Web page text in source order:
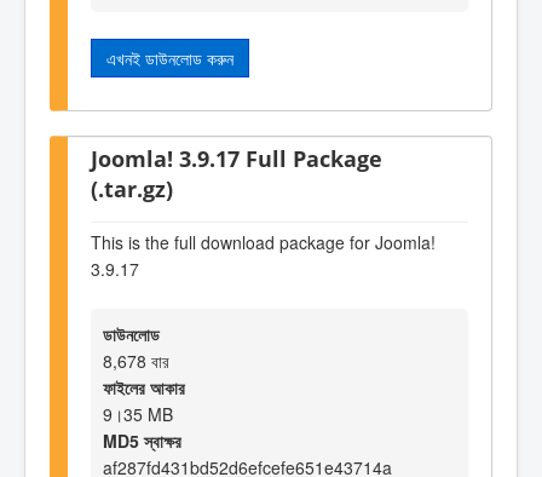
এখনই ডাউনলোড করুন
Joomla! 3.9.17 Full Package
(.tar.gz)
This is the full download package for Joomla!
3.9.17
ডাউনলোড
8,678 বার
ফাইলের আকার
9।35 MB
MD5 স্বাক্ষর
af287fd431bd52d6efcefe651e43714a